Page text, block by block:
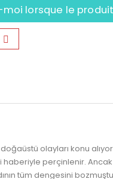
moi lorsque le
olayları konu
haberiyle perçinlenir.
tüm dengesini